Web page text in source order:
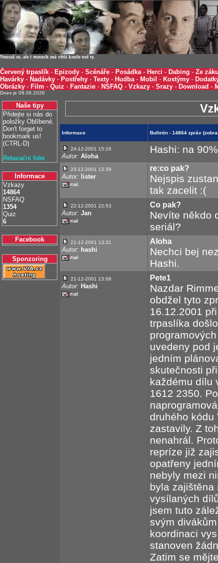
Neuraž se, ale i eunuch má větší koule než ty.
Červený trpaslík - Epizody - Scénáře - Posádka- Herci - Dabing - Ze
Havárky - Nadávky - Postřehy - Texty - Hudba- Mobil - Kostýmy -
Obrázky - Film - Quiz - Fantazie - NSFAQ - Vzkazy - Srazy - Download -
Dnes je 09.08.2026
Naše tipy
Přidejte si nás do
položky Oblíbené.
Don't forget to
bookmark us!
(CTRL-D)
Relaxační folie
Informace
Vzkazy
14864
NSFAQ
1354
Quiz
6
Facebook
Sponzoring
Informace Bulletin - 14864 zpráv
24-12-2001 15:16
Autor: Aloha
Hashi: na
23-12-2001 13:39
Autor: lister
re:co pak?
Nejspis
tak zacelit :(
22-12-2001 22:53
Autor: Jan
Co pak?
Nevíte někdo
seriál?
21-12-2001 13:31
Autor: hashi
Aloha
Nechci bej
Hashi.
21-12-2001 13:08
Autor: Hashi
Pete1
Nazdar
obdžel tyto
16.12.2001
trpaslíka
uvedeny pod
jedním
skutečnosti
každému dílu
1612 2350.
druhého kódu
zastavily. Z
nenahrál.
repríze již
opatřeny
nebyly mezi
byla zajištěna
vysílaných
jsem tuto
svým
koordinaci
stanoven
Zatim se